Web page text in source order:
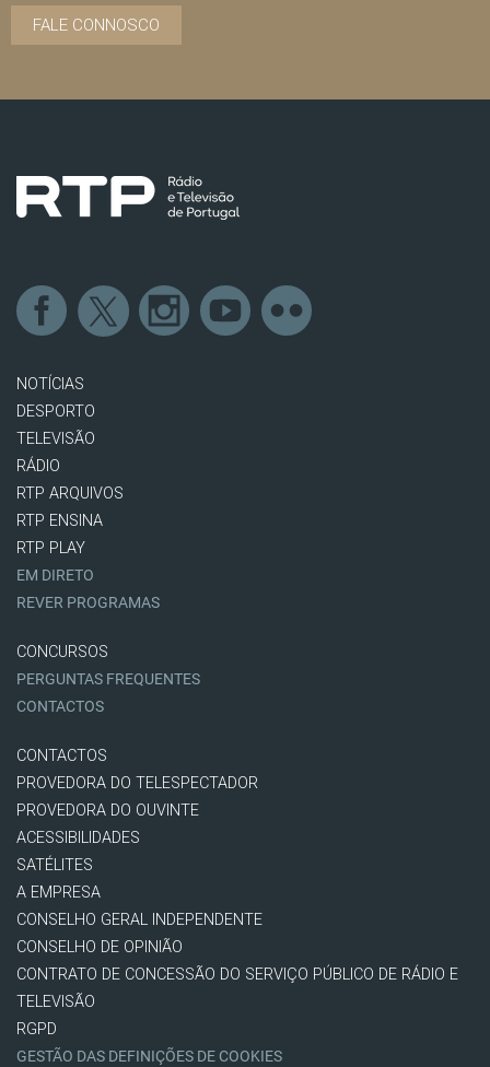
FALE CONNOSCO
NOTÍCIAS
DESPORTO
TELEVISÃO
RÁDIO
RTP ARQUIVOS
RTP ENSINA
RTP PLAY
EM DIRETO
REVER PROGRAMAS
CONCURSOS
PERGUNTAS FREQUENTES
CONTACTOS
CONTACTOS
PROVEDORA DO TELESPECTADOR
PROVEDORA DO OUVINTE
ACESSIBILIDADES
SATÉLITES
A EMPRESA
CONSELHO GERAL INDEPENDENTE
CONSELHO DE OPINIÃO
CONTRATO DE CONCESSÃO DO SERVIÇO PÚBLICO DE RÁDIO E
TELEVISÃO
RGPD
GESTÃO DAS DEFINIÇÕES DE COOKIES